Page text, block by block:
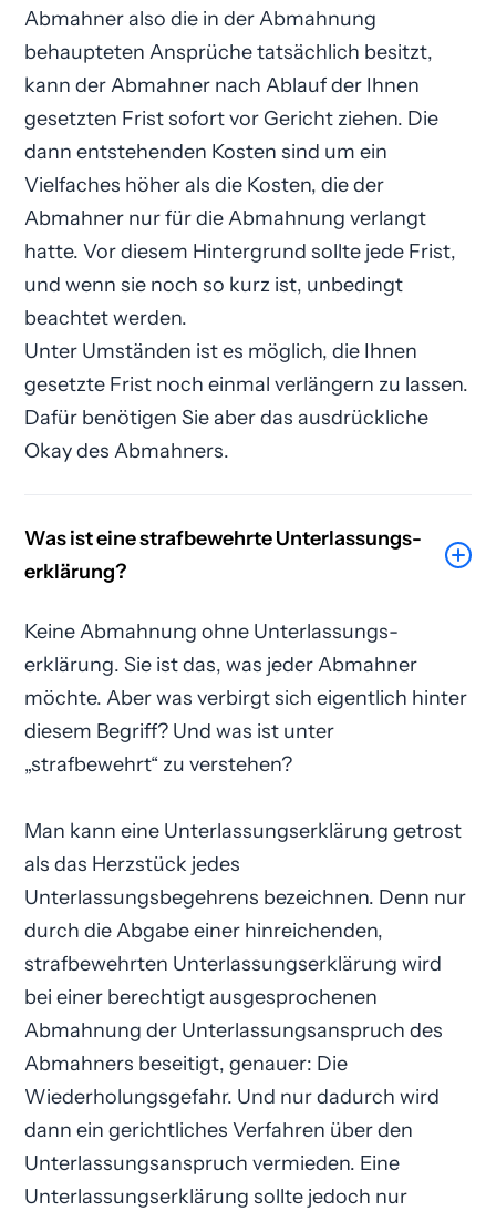
Abmahner also die in der Abmahnung
behaupteten Ansprüche tatsächlich besitzt,
kann der Abmahner nach Ablauf der Ihnen
gesetzten Frist sofort vor Gericht ziehen. Die
dann entstehenden Kosten sind um ein
Vielfaches höher als die Kosten, die der
Abmahner nur für die Abmahnung verlangt
hatte. Vor diesem Hintergrund sollte jede Frist,
und wenn sie noch so kurz ist, unbedingt
beachtet werden.
Unter Umständen ist es möglich, die Ihnen
gesetzte Frist noch einmal verlängern zu lassen.
Dafür benötigen Sie aber das ausdrückliche
Okay des Abmahners.
Was ist eine strafbewehrte Unterlassungs­
erklärung?
Keine Abmahnung ohne Unterlassungs­
erklärung. Sie ist das, was jeder Abmahner
möchte. Aber was verbirgt sich eigentlich hinter
diesem Begriff? Und was ist unter
„strafbewehrt“ zu verstehen?
Man kann eine Unterlassungs­erklärung getrost
als das Herzstück jedes
Unterlassungsbegehrens bezeichnen. Denn nur
durch die Abgabe einer hinreichenden,
strafbewehrten Unterlassungs­erklärung wird
bei einer berechtigt ausgesprochenen
Abmahnung der Unterlassungsanspruch des
Abmahners beseitigt, genauer: Die
Wiederholungsgefahr. Und nur dadurch wird
dann ein gerichtliches Verfahren über den
Unterlassungsanspruch vermieden. Eine
Unterlassungs­erklärung sollte jedoch nur